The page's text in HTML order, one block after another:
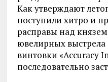
Как утверждают
поступили хитро и
расправы над
ювелирных выстрела
винтовки «Accuracy
последовательно